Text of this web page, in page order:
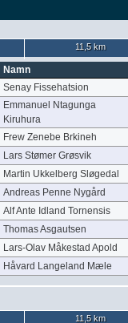
11,5 km
Namn
Senay Fissehatsion
Emmanuel Ntagunga
Kiruhura
Frew Zenebe Brkineh
Lars Stømer Grøsvik
Martin Ukkelberg Sløgedal
Andreas Penne Nygård
Alf Ante Idland Tornensis
Thomas Asgautsen
Lars-Olav Måkestad Apold
Håvard Langeland Mæle
11,5 km